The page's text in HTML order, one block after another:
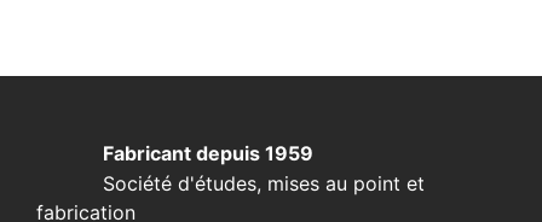
Fabricant depuis 1959
Société d'études, mises au point et
fabrication